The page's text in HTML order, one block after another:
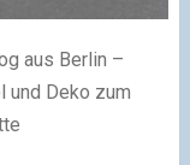
aus Berlin –
und Deko zum